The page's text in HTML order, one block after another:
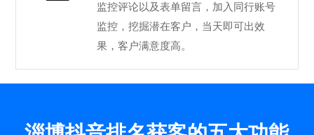
监控评论以及表单留言，加入同行账号
监控，挖掘潜在客户，当天即可出效
果，客户满意度高。